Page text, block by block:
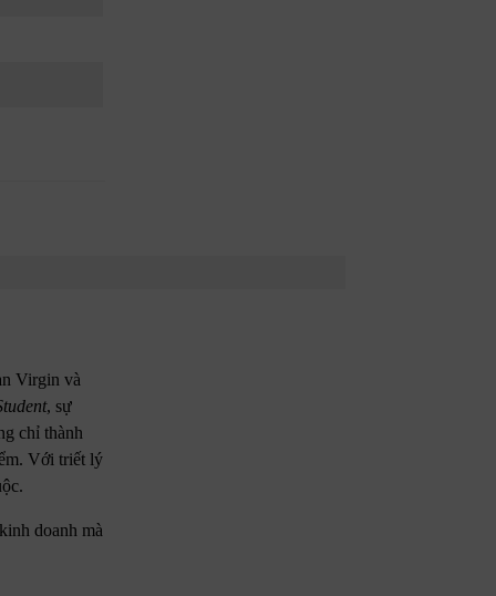
Virgin và
, sự
chỉ thành
Với triết lý
doanh mà